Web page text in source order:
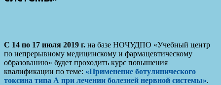
С 14 по 17 июля 2019 г. на базе НОЧУДПО «Учебный центр
по непрерывному медицинскому и фармацевтическому
образованию» будет проходить курс повышения
квалификации по теме: «Применение ботулинического
токсина типа А при лечении болезней нервной системы».